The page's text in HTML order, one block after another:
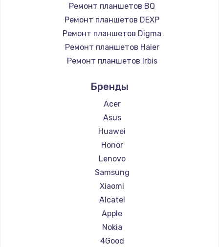
Ремонт планшетов BQ
Ремонт планшетов DEXP
Ремонт планшетов Digma
Ремонт планшетов Haier
Ремонт планшетов Irbis
Ремонт планшетов Microsoft
Ремонт планшетов BlackView
Ремонт планшетов Amazon
Ремонт планшетов Aquarius
Ремонт планшетов Philips
Ремонт планшетов Dell
Ремонт планшетов HP
Ремонт планшетов Getac
Ремонт планшетов ZTE
Ремонт планшетов Google
Ремонт планшетов Navitel
Ремонт планшетов Teclast
Бренды
Acer
Asus
Huawei
Honor
Lenovo
Samsung
Xiaomi
Alcatel
Apple
Nokia
4Good